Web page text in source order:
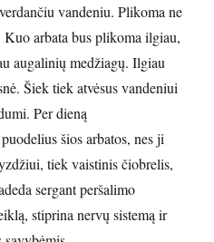
vandeniu. Plikoma ne
arbata bus plikoma ilgiau,
augalinių medžiagų. Ilgiau
Šiek tiek atvėsus vandeniui
Per dieną
šios arbatos, nes ji
tiek vaistinis čiobrelis,
sergant peršalimo
stiprina nervų sistemą ir